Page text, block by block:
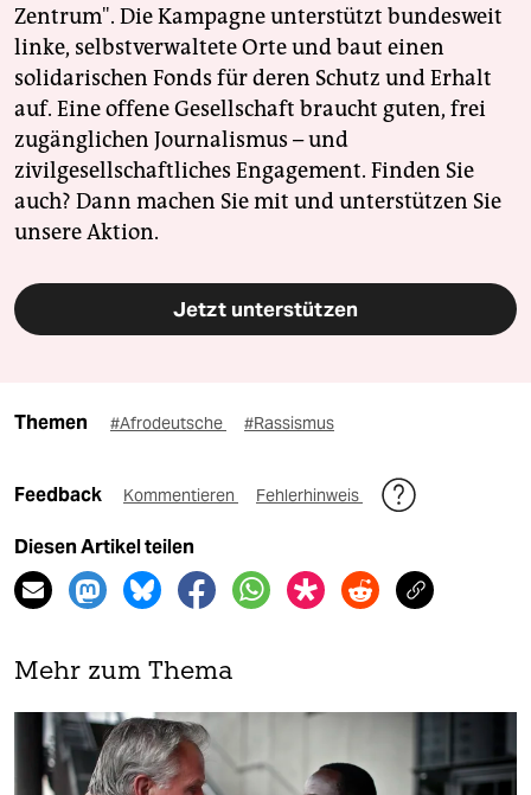
Zentrum". Die Kampagne unterstützt bundesweit
linke, selbstverwaltete Orte und baut einen
solidarischen Fonds für deren Schutz und Erhalt
auf. Eine offene Gesellschaft braucht guten, frei
zugänglichen Journalismus – und
zivilgesellschaftliches Engagement. Finden Sie
auch? Dann machen Sie mit und unterstützen Sie
unsere Aktion.
Jetzt unterstützen
Themen #Afrodeutsche #Rassismus
Feedback Kommentieren Fehlerhinweis
Diesen Artikel teilen
Mehr zum Thema